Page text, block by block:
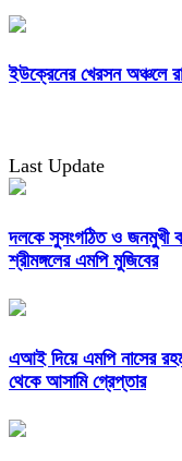
ইউক্রেনের খেরসন অঞ্চলে
Last Update
দলকে সুসংগঠিত ও জনমুখী
শ্রীমঙ্গলের এমপি মুজিবের
এআই দিয়ে এমপি নাসের
থেকে আসামি গ্রেপ্তার